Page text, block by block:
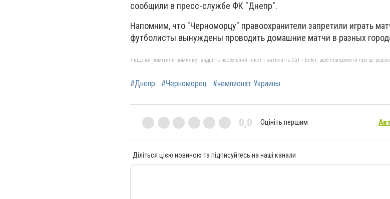
сообщили в пресс-службе ФК "Днепр".
Напомним, что "Черноморцу" правоохранители запретили играть
футболисты вынуждены проводить домашние матчи в разных
Якщо ви помітили помилку, виділіть необхідний текст і натисніть Ctrl + Enter, щоб повідомити про це
#Днепр #Черноморец #чемпионат Украины
0,0 Оцініть першим
Діліться цією новиною та підписуйтесь на наші канали